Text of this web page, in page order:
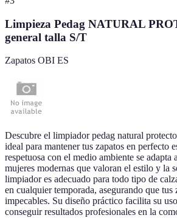
Limpieza Pedag NATURAL
general talla S/T
Zapatos OBI ES
Descubre el limpiador pedag natural
ideal para mantener tus zapatos en perfecto
respetuosa con el medio ambiente se adapta
mujeres modernas que valoran el estilo y la
limpiador es adecuado para todo tipo de
en cualquier temporada, asegurando que tus
impecables. Su diseño práctico facilita su
conseguir resultados profesionales en la